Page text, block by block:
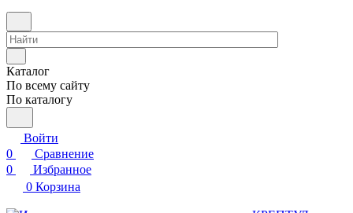
Каталог
По всему сайту
По каталогу
Войти
0
Сравнение
0
Избранное
0 Корзина